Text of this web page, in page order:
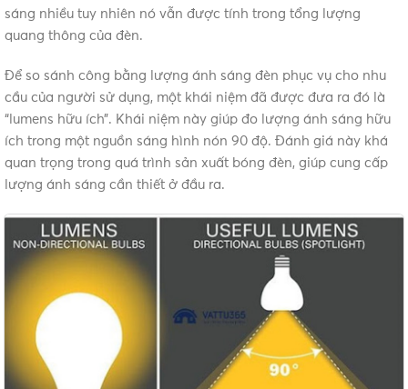
sáng nhiều tuy nhiên nó vẫn được tính trong tổng lượng
quang thông của đèn.
Để so sánh công bằng lượng ánh sáng đèn phục vụ cho nhu
cầu của người sử dụng, một khái niệm đã được đưa ra đó là
“lumens hữu ích”. Khái niệm này giúp đo lượng ánh sáng hữu
ích trong một nguồn sáng hình nón 90 độ. Đánh giá này khá
quan trọng trong quá trình sản xuất bóng đèn, giúp cung cấp
lượng ánh sáng cần thiết ở đầu ra.